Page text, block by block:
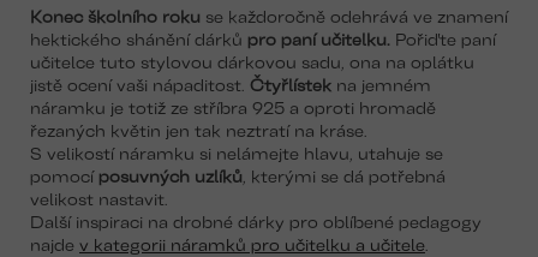
Konec školního roku se každoročně odehrává ve znamení
hektického shánění dárků pro paní učitelku. Pořiďte paní
učitelce tuto stylovou dárkovou sadu, ona na oplátku
jistě ocení vaši nápaditost. Čtyřlístek na jemném
náramku je totiž ze stříbra 925 a oproti hromadě
řezaných květin jen tak neztratí na kráse.
S velikostí náramku si nelámejte hlavu, utahuje se
pomocíposuvných uzlíků , kterými se dá potřebná
velikost nastavit.
Další inspiraci na drobné dárky pro oblíbené pedagogy
najde v kategorii náramků pro učitelku a učitele